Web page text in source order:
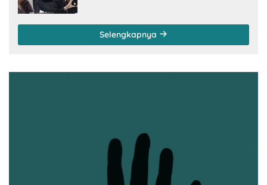
Selengkapnya